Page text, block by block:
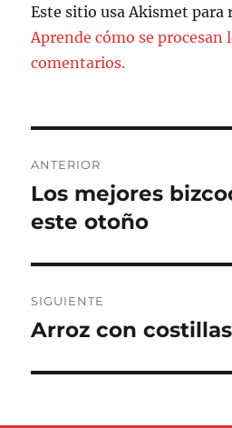
Este sitio usa Akismet para
Aprende cómo se procesan
comentarios.
de
entradas
ANTERIOR
Entrada
anterior:
Los mejores
este otoño
SIGUIENTE
Entrada
Arroz con costillas